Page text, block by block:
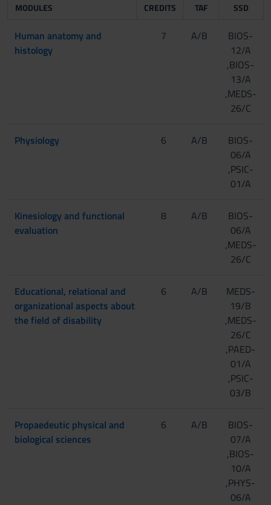
MODULES CREDITS TAF SSD
Human anatomy and
histology
7 A/B
BIOS-
12/A
,BIOS-
13/A
,MEDS-
26/C
Physiology 6 A/B
BIOS-
06/A
,PSIC-
01/A
Kinesiology and functional
evaluation
8 A/B
BIOS-
06/A
,MEDS-
26/C
Educational, relational and
organizational aspects about
the field of disability
6 A/B
MEDS-
19/B
,MEDS-
26/C
,PAED-
01/A
,PSIC-
03/B
Propaedeutic physical and
biological sciences
6 A/B
BIOS-
07/A
,BIOS-
10/A
,PHYS-
06/A